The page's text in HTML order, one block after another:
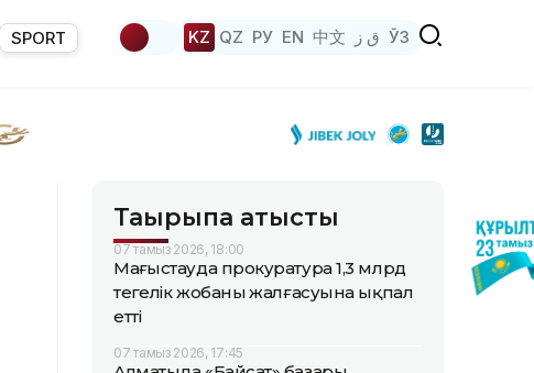
SPORT KZ QZ РУ EN 中文 ق ز ЎЗ
Тақырыпқа қатысты
07 тамыз 2026, 18:00
Маңғыстауда прокуратура 1,3 млрд
теңгелік жобаның жалғасуына ықпал
етті
07 тамыз 2026, 17:45